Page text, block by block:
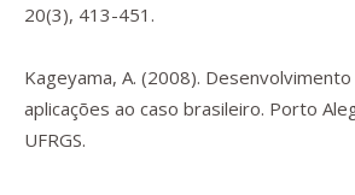
20(3), 413-451.
Kageyama, A. (2008).
aplicações ao caso brasileiro. Porto
UFRGS.